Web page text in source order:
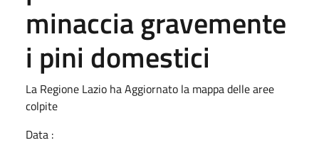
minaccia gravemente
i pini domestici
La Regione Lazio ha Aggiornato la mappa delle aree
colpite
Data :